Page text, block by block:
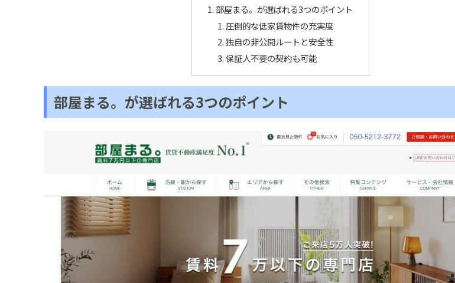
部屋まる。が選ばれる3つのポイント
圧倒的な低家賃物件の充実度
独自の非公開ルートと安全性
保証人不要の契約も可能
部屋まる。が選ばれる3つのポイント